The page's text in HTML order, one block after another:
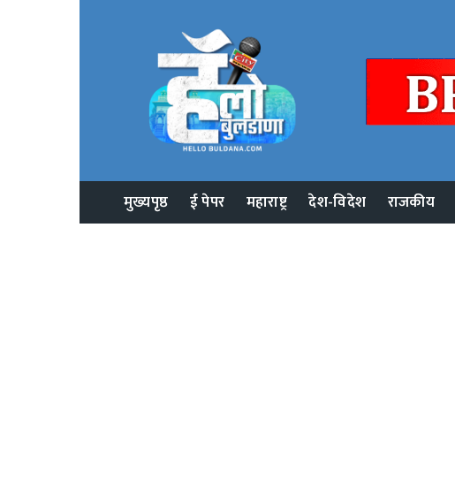
मुख्यपृष्ठ ई पेपर महाराष्ट्र देश-विदेश राजकीय